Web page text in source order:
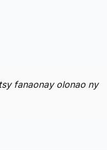
fanaonay olonao ny